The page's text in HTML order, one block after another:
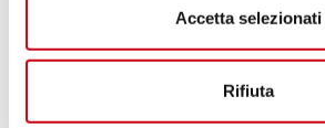
Accetta selezionati
Rifiuta